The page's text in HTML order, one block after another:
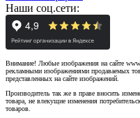
Наши соц.сети:
Внимание! Любые изображения на сайте
рекламными изображениями продаваемых
представленных на сайте изображений.
Производитель так же в праве вносить
товара, не влекущие изменения
товаров.